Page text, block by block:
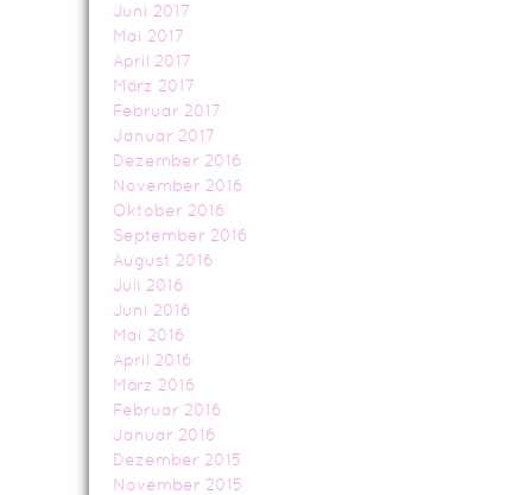
Juni 2017
Mai 2017
April 2017
März 2017
Februar 2017
Januar 2017
Dezember 2016
November 2016
Oktober 2016
September 2016
August 2016
Juli 2016
Juni 2016
Mai 2016
April 2016
März 2016
Februar 2016
Januar 2016
Dezember 2015
November 2015